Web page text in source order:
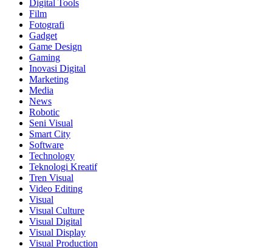
Digital Tools
Film
Fotografi
Gadget
Game Design
Gaming
Inovasi Digital
Marketing
Media
News
Robotic
Seni Visual
Smart City
Software
Technology
Teknologi Kreatif
Tren Visual
Video Editing
Visual
Visual Culture
Visual Digital
Visual Display
Visual Production